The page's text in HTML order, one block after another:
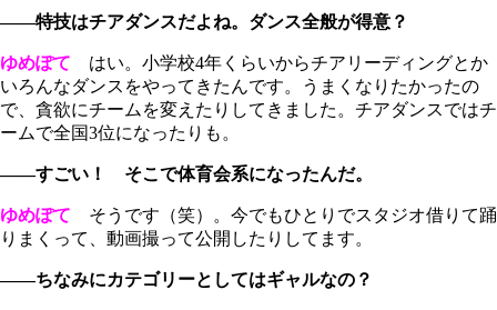
――特技はチアダンスだよね。ダンス全般が得意？
ゆめぽて はい。小学校4年くらいからチアリーディングとか
いろんなダンスをやってきたんです。うまくなりたかったの
で、貪欲にチームを変えたりしてきました。チアダンスではチ
ームで全国3位になったりも。
――すごい！ そこで体育会系になったんだ。
ゆめぽて そうです（笑）。今でもひとりでスタジオ借りて踊
りまくって、動画撮って公開したりしてます。
――ちなみにカテゴリーとしてはギャルなの？